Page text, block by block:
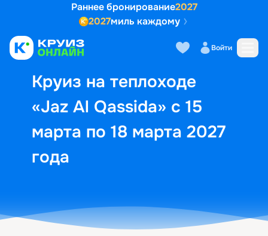
Раннее бронирование2027
2027миль каждому
Войти
Круиз на теплоходе
«Jaz Al Qassida» с 15
марта по 18 марта 2027
года
Выбор кают Маршрут и